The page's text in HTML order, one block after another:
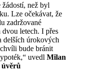
než byl
Lze očekávat, že
zadržované
letech. I přes
delších úrokových
bude bránit
uvedl Milan